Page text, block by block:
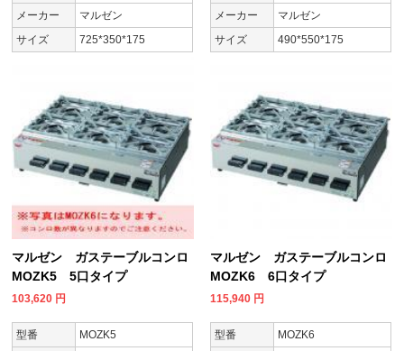
メーカー
マルゼン
サイズ
725*350*175
メーカー
マルゼン
サイズ
490*550*175
マルゼン ガステーブルコンロ
MOZK5 5口タイプ
103,620 円
型番
MOZK5
マルゼン ガステーブルコンロ
MOZK6 6口タイプ
115,940 円
型番
MOZK6